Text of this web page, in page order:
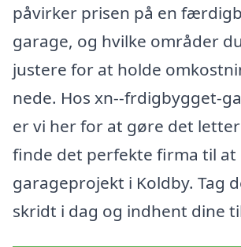
påvirker prisen på en
garage, og hvilke områder
justere for at holde
nede. Hos xn--frdigbygget-
er vi her for at gøre det
finde det perfekte firma til at
garageprojekt i Koldby. Tag
skridt i dag og indhent dine